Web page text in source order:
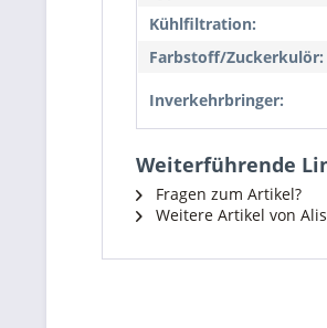
Kühlfiltration:
Farbstoff/Zuckerkulör:
Inverkehrbringer:
Weiterführende
Fragen zum Artikel?
Weitere Artikel von